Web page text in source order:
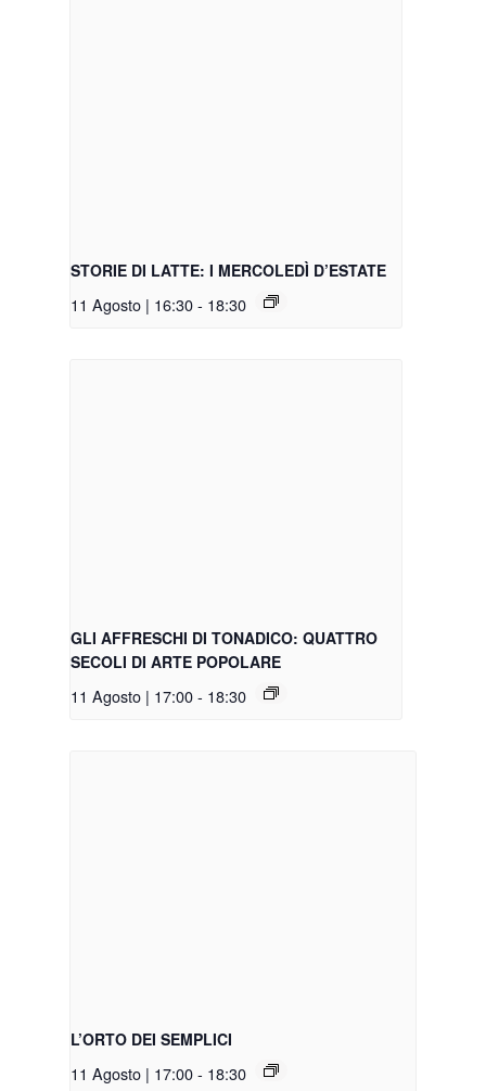
STORIE DI LATTE: I MERCOLEDÌ D’ESTATE
11 Agosto | 16:30- 18:30
GLI AFFRESCHI DI TONADICO: QUATTRO
SECOLI DI ARTE POPOLARE
11 Agosto | 17:00- 18:30
L’ORTO DEI SEMPLICI
11 Agosto | 17:00- 18:30